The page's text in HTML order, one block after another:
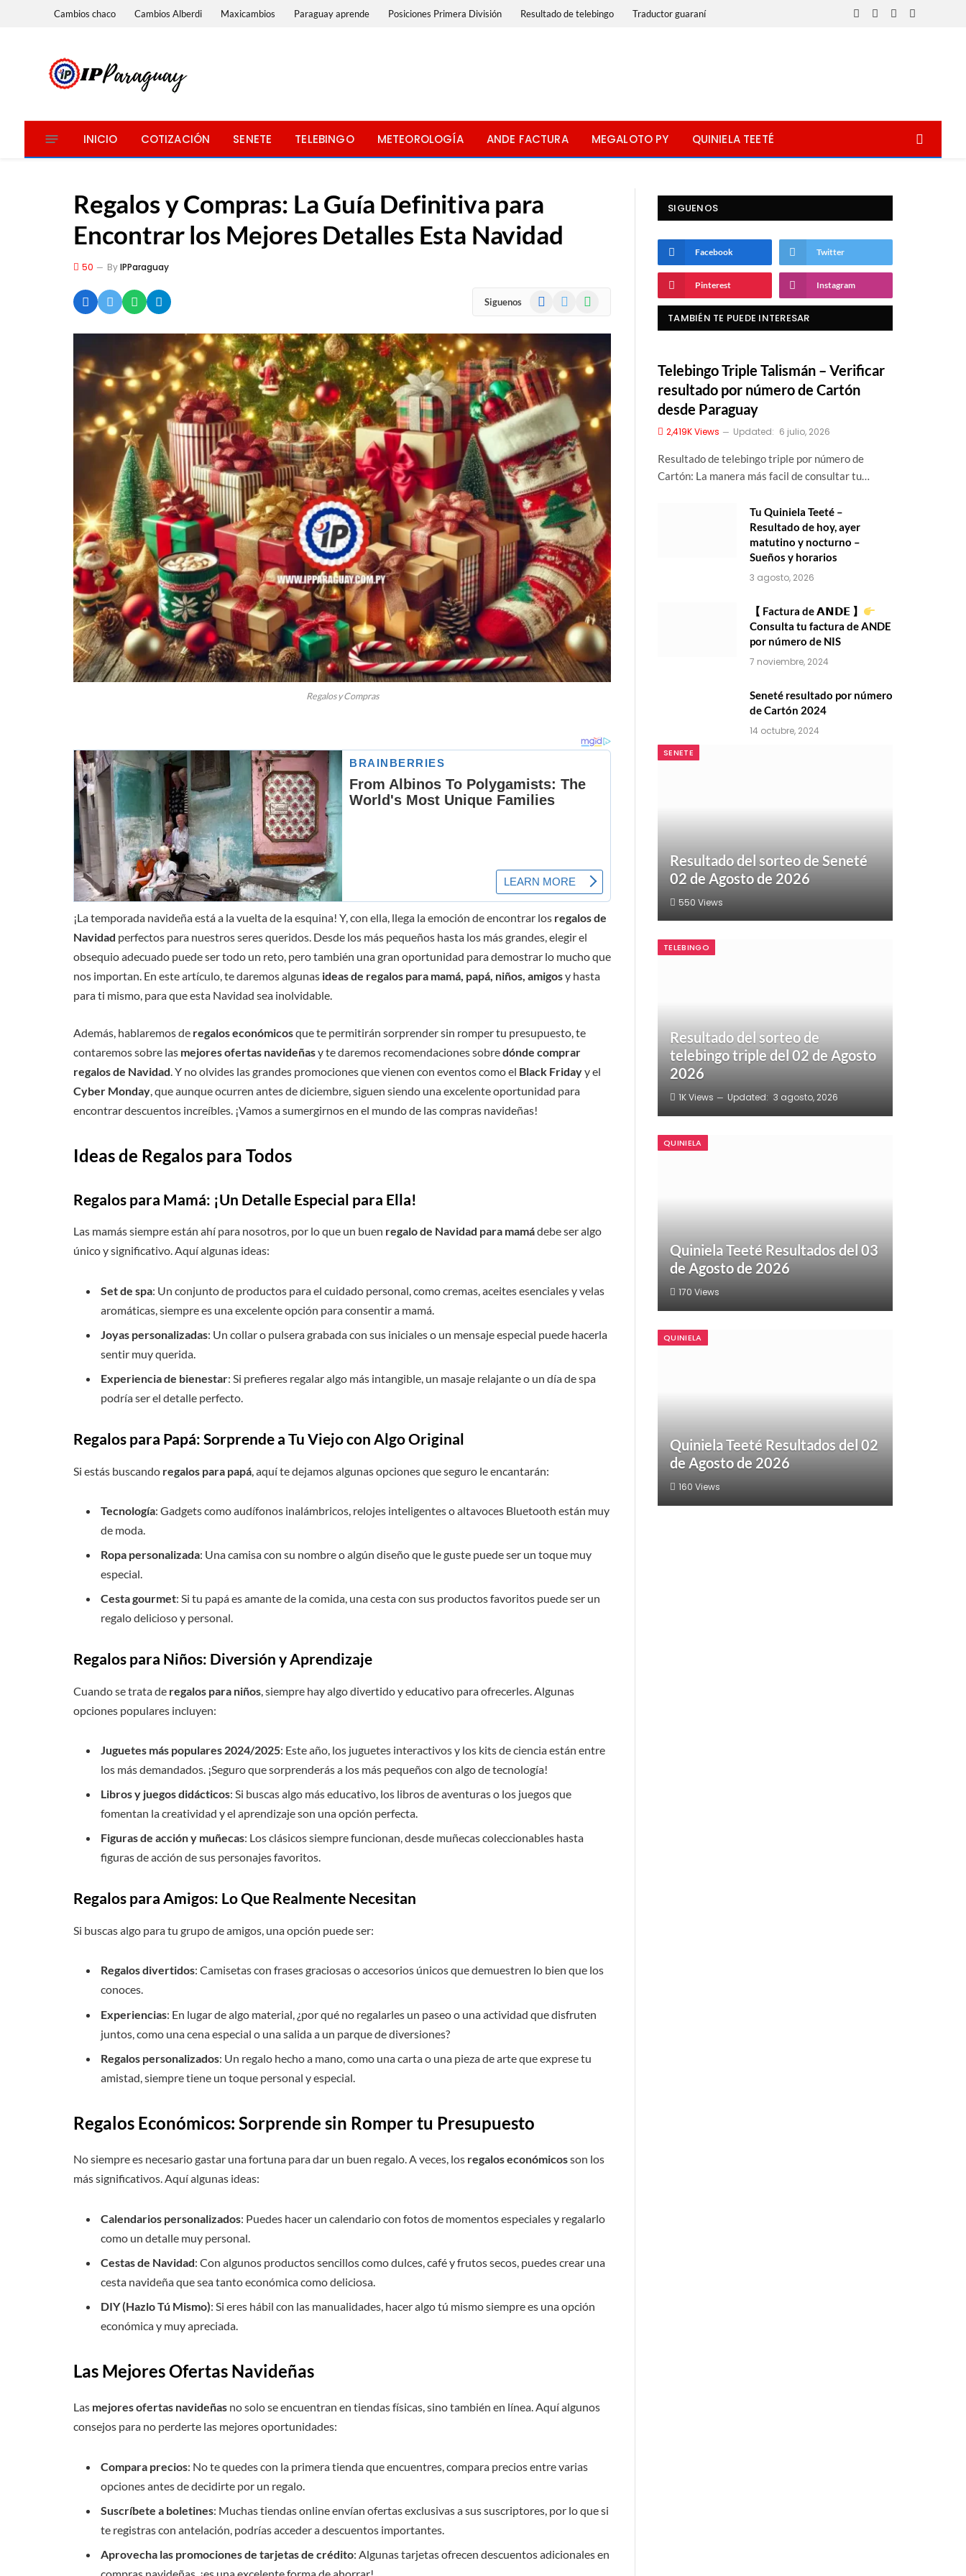
Cambios chaco Cambios Alberdi Maxicambios Paraguay aprende Posiciones Primera División Resultado de telebingo Traductor guaraní
Facebook
X
InstagramWhatsApp
INICIO COTIZACIÓN SENETE TELEBINGO METEOROLOGÍA ANDE FACTURA MEGALOTO PY QUINIELA TEETÉ
Regalos y Compras: La Guía Definitiva para
Encontrar los Mejores Detalles Esta Navidad
50 ByIPParaguay
Siguenos Facebook WhatsApp
Regalos y Compras
¡La temporada navideña está a la vuelta de la esquina! Y, con ella, llega la emoción de encontrar los regalos de
Navidad perfectos para nuestros seres queridos. Desde los más pequeños hasta los más grandes, elegir el
obsequio adecuado puede ser todo un reto, pero también una gran oportunidad para demostrar lo mucho que
nos importan. En este artículo, te daremos algunas ideas de regalos para mamá, papá, niños, amigosy hasta
para ti mismo, para que esta Navidad sea inolvidable.
Además, hablaremos de regalos económicosque te permitirán sorprender sin romper tu presupuesto, te
contaremos sobre las mejores ofertas navideñasy te daremos recomendaciones sobredónde comprar
regalos de Navidad. Y no olvides las grandes promociones que vienen con eventos como el Black Fridayy el
Cyber Monday, que aunque ocurren antes de diciembre, siguen siendo una excelente oportunidad para
encontrar descuentos increíbles. ¡Vamos a sumergirnos en el mundo de las compras navideñas!
Ideas de Regalos para Todos
Regalos para Mamá: ¡Un Detalle Especial para Ella!
Las mamás siempre están ahí para nosotros, por lo que un buen regalo de Navidad para mamádebe ser algo
único y significativo. Aquí algunas ideas:
Set de spa: Un conjunto de productos para el cuidado personal, como cremas, aceites esenciales y velas
aromáticas, siempre es una excelente opción para consentir a mamá.
Joyas personalizadas: Un collar o pulsera grabada con sus iniciales o un mensaje especial puede hacerla
sentir muy querida.
Experiencia de bienestar: Si prefieres regalar algo más intangible, un masaje relajante o un día de spa
podría ser el detalle perfecto.
Regalos para Papá: Sorprende a Tu Viejo con Algo Original
Si estás buscando regalos para papá , aquí te dejamos algunas opciones que seguro le encantarán:
Tecnología: Gadgets como audífonos inalámbricos, relojes inteligentes o altavoces Bluetooth están muy
de moda.
Ropa personalizada: Una camisa con su nombre o algún diseño que le guste puede ser un toque muy
especial.
Cesta gourmet: Si tu papá es amante de la comida, una cesta con sus productos favoritos puede ser un
regalo delicioso y personal.
Regalos para Niños: Diversión y Aprendizaje
Cuando se trata de regalos para niños , siempre hay algo divertido y educativo para ofrecerles. Algunas
opciones populares incluyen:
Juguetes más populares 2024/2025: Este año, los juguetes interactivos y los kits de ciencia están entre
los más demandados. ¡Seguro que sorprenderás a los más pequeños con algo de tecnología!
Libros y juegos didácticos: Si buscas algo más educativo, los libros de aventuras o los juegos que
fomentan la creatividad y el aprendizaje son una opción perfecta.
Figuras de acción y muñecas: Los clásicos siempre funcionan, desde muñecas coleccionables hasta
figuras de acción de sus personajes favoritos.
Regalos para Amigos: Lo Que Realmente Necesitan
Si buscas algo para tu grupo de amigos, una opción puede ser:
Regalos divertidos: Camisetas con frases graciosas o accesorios únicos que demuestren lo bien que los
conoces.
Experiencias: En lugar de algo material, ¿por qué no regalarles un paseo o una actividad que disfruten
juntos, como una cena especial o una salida a un parque de diversiones?
Regalos personalizados: Un regalo hecho a mano, como una carta o una pieza de arte que exprese tu
amistad, siempre tiene un toque personal y especial.
Regalos Económicos: Sorprende sin Romper tu Presupuesto
No siempre es necesario gastar una fortuna para dar un buen regalo. A veces, los regalos económicosson los
más significativos. Aquí algunas ideas:
Calendarios personalizados: Puedes hacer un calendario con fotos de momentos especiales y regalarlo
como un detalle muy personal.
Cestas de Navidad: Con algunos productos sencillos como dulces, café y frutos secos, puedes crear una
cesta navideña que sea tanto económica como deliciosa.
DIY (Hazlo Tú Mismo): Si eres hábil con las manualidades, hacer algo tú mismo siempre es una opción
económica y muy apreciada.
Las Mejores Ofertas Navideñas
Las mejores ofertas navideñas no solo se encuentran en tiendas físicas, sino también en línea. Aquí algunos
consejos para no perderte las mejores oportunidades:
Compara precios: No te quedes con la primera tienda que encuentres, compara precios entre varias
opciones antes de decidirte por un regalo.
Suscríbete a boletines: Muchas tiendas online envían ofertas exclusivas a sus suscriptores, por lo que si
te registras con antelación, podrías acceder a descuentos importantes.
Aprovecha las promociones de tarjetas de crédito: Algunas tarjetas ofrecen descuentos adicionales en
SIGUENOS
Facebook Twitter
Pinterest Instagram
TAMBIÉN TE PUEDE INTERESAR
Telebingo Triple Talismán – Verificar
resultado por número de Cartón
desde Paraguay
2,419KViews Updated: 6 julio, 2026
Resultado de telebingo triple por número de
Cartón: La manera más facil de consultar tu…
Tu Quiniela Teeté –
Resultado de hoy, ayer
matutino y nocturno –
Sueños y horarios
3 agosto, 2026
【 Factura de 𝗔𝗡𝗗𝗘 】
Consulta tu factura de ANDE
por número de NIS
7 noviembre, 2024
Seneté resultado por número
de Cartón 2024
14 octubre, 2024
SENETE
Resultado del sorteo de Seneté
02 de Agosto de 2026
550 Views
TELEBINGO
Resultado del sorteo de
telebingo triple del 02 de Agosto
2026
1KViews Updated: 3 agosto, 2026
QUINIELA
Quiniela Teeté Resultados del 03
de Agosto de 2026
170 Views
QUINIELA
Quiniela Teeté Resultados del 02
de Agosto de 2026
160 Views